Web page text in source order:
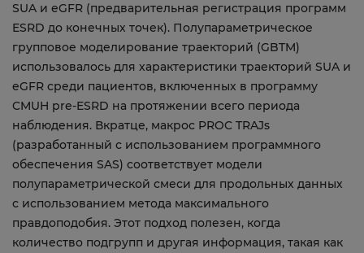
SUA и eGFR (предварительная регистрация программ
ESRD до конечных точек). Полупараметрическое
групповое моделирование траекторий (GBTM)
использовалось для характеристики траекторий SUA и
eGFR среди пациентов, включенных в программу
CMUH pre-ESRD на протяжении всего периода
наблюдения. Вкратце, макрос PROC TRAJs
(разработанный с использованием программного
обеспечения SAS) соответствует модели
полупараметрической смеси для продольных данных
с использованием метода максимального
правдоподобия. Этот подход полезен, когда
количество подгрупп и другая информация, такая как